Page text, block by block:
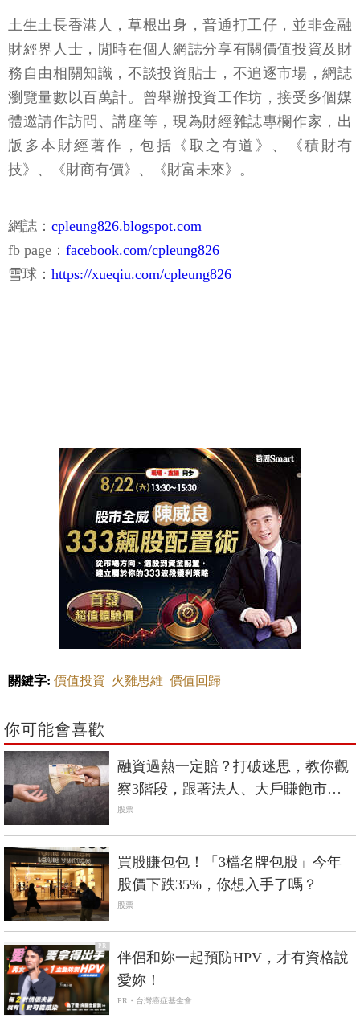
土生土長香港人，草根出身，普通打工仔，並非金融
財經界人士，閒時在個人網誌分享有關價值投資及財
務自由相關知識，不談投資貼士，不追逐市場，網誌
瀏覽量數以百萬計。曾舉辦投資工作坊，接受多個媒
體邀請作訪問、講座等，現為財經雜誌專欄作家，出
版多本財經著作，包括《取之有道》、《積財有
技》、《財商有價》、《財富未來》。
網誌： cpleung826.blogspot.com
fb page： facebook.com/cpleung826
雪球： https://xueqiu.com/cpleung826
關鍵字: 價值投資 火雞思維 價值回歸
你可能會喜歡
融資過熱一定賠？打破迷思，教你觀
察3階段，跟著法人、大戶賺飽市場
飆漲行情！
股票
買股賺包包！「3檔名牌包股」今年
股價下跌35%，你想入手了嗎？
股票
PR
伴侶和妳一起預防HPV，才有資格說
愛妳！
PR・台灣癌症基金會